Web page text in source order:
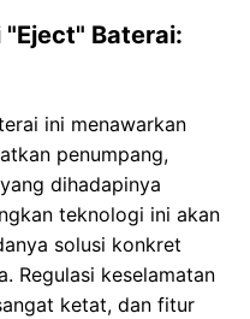
"Eject" Baterai:
ini menawarkan
penumpang,
dihadapinya
teknologi ini akan
solusi konkret
Regulasi keselamatan
ketat, dan fitur